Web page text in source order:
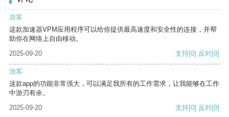
游客
这款加速器VPM应用程序可以给你提供最高速度和安全性的连接，并帮
助你在网络上自由移动。
2025-09-20
支持[0] 反对[0]
游客
这款app的功能非常强大，可以满足我所有的工作需求，让我能够在工作
中游刃有余。
2025-09-20
支持[0] 反对[0]